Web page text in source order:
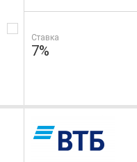
Ставка
7%